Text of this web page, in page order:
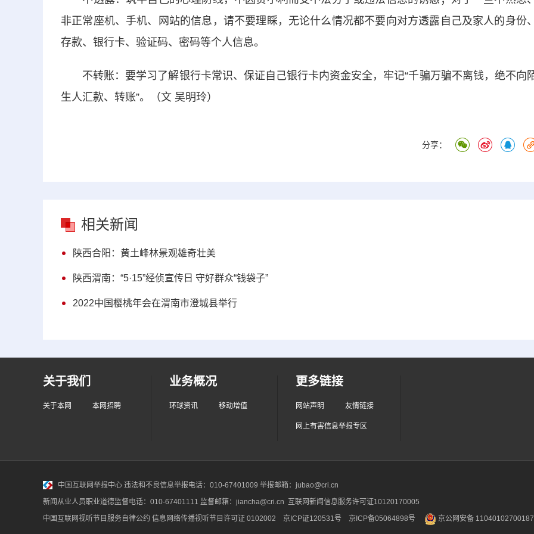
非正常座机、手机、网站的信息，请不要理睬，无论什么情况都不要向对方透露自己及家人的身份
存款、银行卡、验证码、密码等个人信息。
不转账：要学习了解银行卡常识、保证自己银行卡内资金安全，牢记“千骗万骗不离钱，绝不向
生人汇款、转账”。（文 吴明玲）
分享：
相关新闻
陕西合阳：黄土峰林景观雄奇壮美
陕西渭南：“5·15”经侦宣传日 守好群众“钱袋子”
2022中国樱桃年会在渭南市澄城县举行
关于我们
关于本网 本网招聘
业务概况
环球资讯 移动增值
更多链接
网站声明 友情链接
网上有害信息举报专区
中国互联网举报中心 违法和不良信息举报电话：010-67401009 举报邮箱：jubao@cri.cn
新闻从业人员职业道德监督电话：010-67401111 监督邮箱：jiancha@cri.cn 互联网新闻信息服务许可证10120170005
中国互联网视听节目服务自律公约 信息网络传播视听节目许可证 0102002 京ICP证120531号 京ICP备05064898号 京公网安备